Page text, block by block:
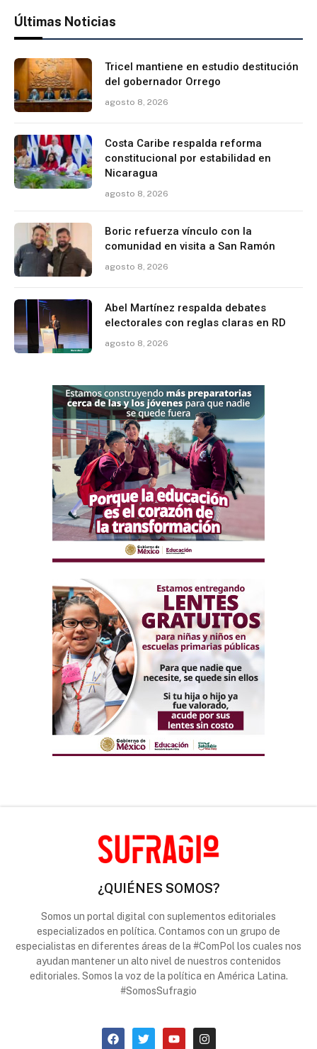
Últimas Noticias
Tricel mantiene en estudio destitución
del gobernador Orrego
agosto 8, 2026
Costa Caribe respalda reforma
constitucional por estabilidad en
Nicaragua
agosto 8, 2026
Boric refuerza vínculo con la
comunidad en visita a San Ramón
agosto 8, 2026
Abel Martínez respalda debates
electorales con reglas claras en RD
agosto 8, 2026
¿QUIÉNES SOMOS?
Somos un portal digital con suplementos editoriales
especializados en política. Contamos con un grupo de
especialistas en diferentes áreas de la #ComPol los cuales nos
ayudan mantener un alto nivel de nuestros contenidos
editoriales. Somos la voz de la política en América Latina.
#SomosSufragio